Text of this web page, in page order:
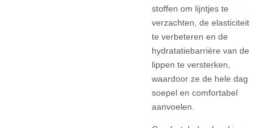
stoffen om lijntjes te
verzachten, de elasticiteit
te verbeteren en de
hydratatiebarrière van de
lippen te versterken,
waardoor ze de hele dag
soepel en comfortabel
aanvoelen.